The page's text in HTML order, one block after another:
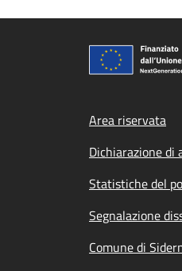
Footer
Area riservata
Dichiarazione di
Statistiche del
Segnalazione
Comune di